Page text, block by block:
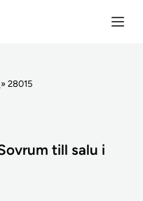
28015
till salu i